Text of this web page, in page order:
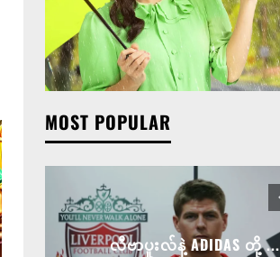
MOST POPULAR
လီဗာပူးလ်နဲ့ ADIDAS တို့ ...